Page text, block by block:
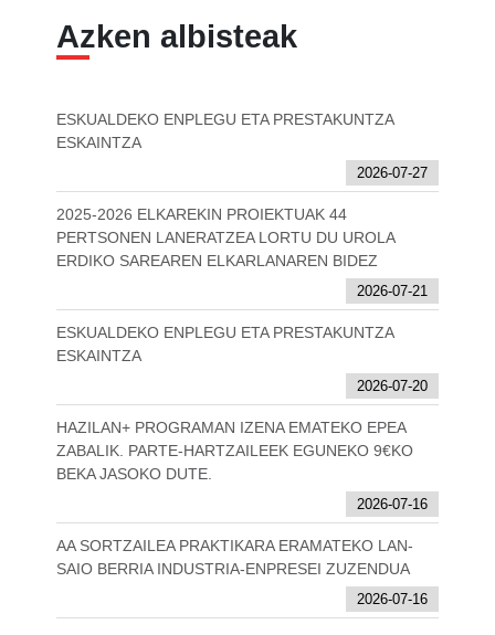
Azken albisteak
ESKUALDEKO ENPLEGU ETA PRESTAKUNTZA
ESKAINTZA
2026-07-27
2025-2026 ELKAREKIN PROIEKTUAK 44
PERTSONEN LANERATZEA LORTU DU UROLA
ERDIKO SAREAREN ELKARLANAREN BIDEZ
2026-07-21
ESKUALDEKO ENPLEGU ETA PRESTAKUNTZA
ESKAINTZA
2026-07-20
HAZILAN+ PROGRAMAN IZENA EMATEKO EPEA
ZABALIK. PARTE-HARTZAILEEK EGUNEKO 9€KO
BEKA JASOKO DUTE.
2026-07-16
AA SORTZAILEA PRAKTIKARA ERAMATEKO LAN-
SAIO BERRIA INDUSTRIA-ENPRESEI ZUZENDUA
2026-07-16